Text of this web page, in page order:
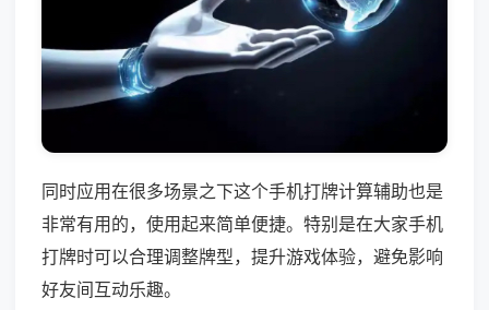
同时应用在很多场景之下这个手机打牌计算辅助也是
非常有用的，使用起来简单便捷。特别是在大家手机
打牌时可以合理调整牌型，提升游戏体验，避免影响
好友间互动乐趣。